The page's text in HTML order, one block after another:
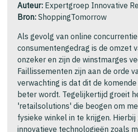
Auteur:Expertgroep Innovative
Bron:ShoppingTomorrow
Als gevolg van online
consumentengedrag is de omzet
onzeker en zijn de winstmarges
Faillissementen zijn aan de orde
verwachting is dat dit de
beter wordt. Tegelijkertijd groeit
'retailsolutions' die beogen om
fysieke winkel in te krijgen.
innovatieve technologieën zoals